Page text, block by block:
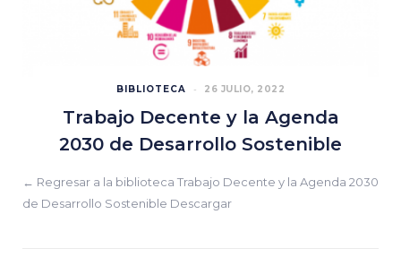
BIBLIOTECA 26 JULIO, 2022
Trabajo Decente y la Agenda
2030 de Desarrollo Sostenible
← Regresar a la biblioteca Trabajo Decente y la Agenda 2030
de Desarrollo Sostenible Descargar